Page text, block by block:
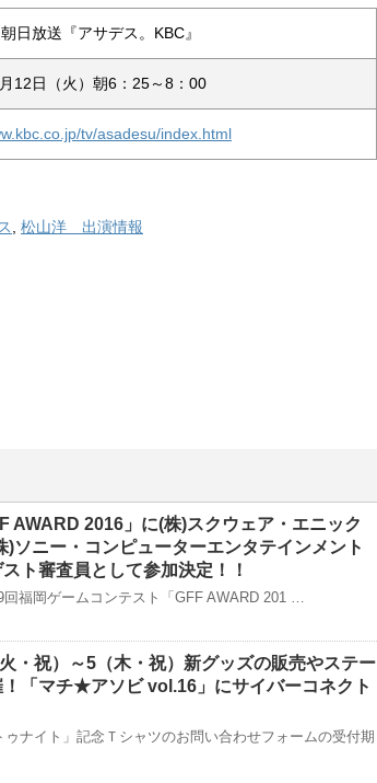
日放送『アサデス。KBC』
12日（火）朝6：25～8：00
tv/asadesu/index.html
松山洋 出演情報
AWARD 2016」に(株)スクウェア・エニック
)ソニー・コンピューターエンタテインメント
ト審査員として参加決定！！
回福岡ゲームコンテスト「GFF AWARD 201 …
火・祝）～5（木・祝）新グッズの販売やステー
「マチ★アソビ vol.16」にサイバーコネクト
ナイト」記念Ｔシャツのお問い合わせフォームの受付期